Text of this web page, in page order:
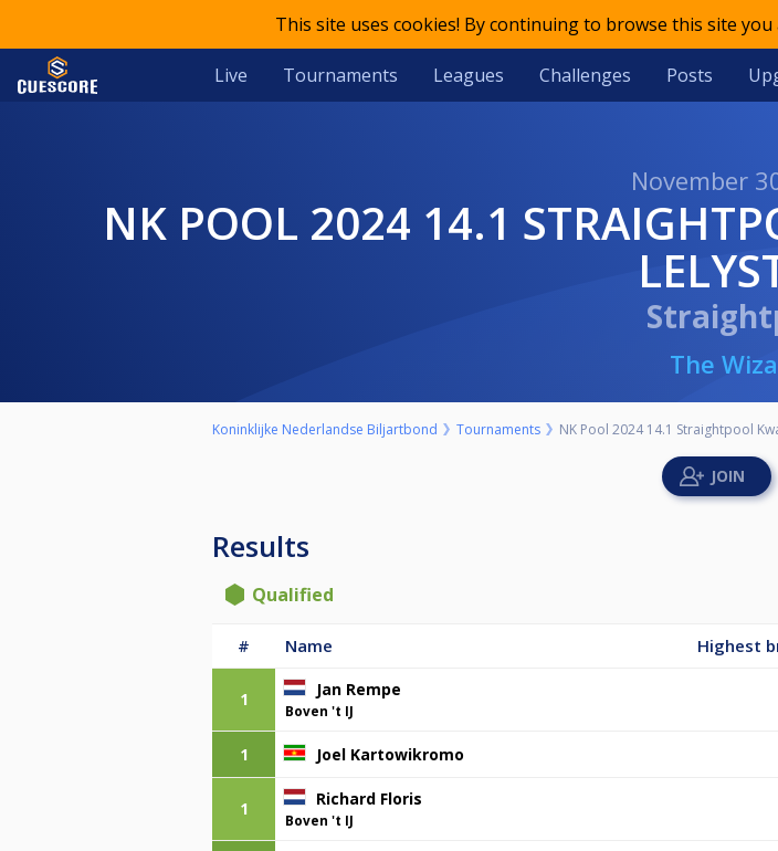
This site uses cookies! By continuing to browse this site
Live Tournaments Leagues Challenges Posts
November
NK POOL 2024 14.1 STRAIGHTPOOL KWALIFICATIERONDE A -
The
Koninklijke Nederlandse Biljartbond Tournaments NK Pool 2024 14.1 Straightpool
Results
Qualified
# Name Highest
1 Jan Rempe
Boven 't IJ
1 Joel Kartowikromo
1 Richard Floris
Boven 't IJ